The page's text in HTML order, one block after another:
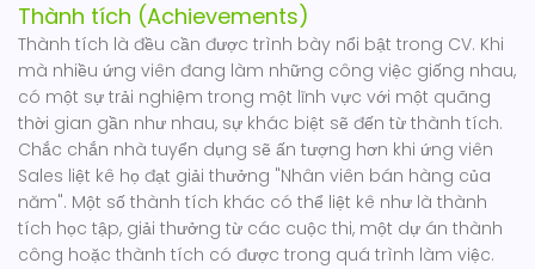
Thành tích (Achievements)
Thành tích là đều cần được trình bày nổi bật trong CV. Khi
mà nhiều ứng viên đang làm những công việc giống nhau,
có một sự trải nghiệm trong một lĩnh vực với một quãng
thời gian gần như nhau, sự khác biệt sẽ đến từ thành tích.
Chắc chắn nhà tuyển dụng sẽ ấn tượng hơn khi ứng viên
Sales liệt kê họ đạt giải thưởng "Nhân viên bán hàng của
năm". Một số thành tích khác có thể liệt kê như là thành
tích học tập, giải thưởng từ các cuộc thi, một dự án thành
công hoặc thành tích có được trong quá trình làm việc.